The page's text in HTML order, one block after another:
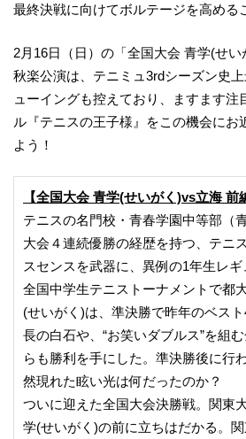
最終決戦に向けてボルテージを高める
2月16日（日）の「全国大会 青学(せ
秋楽公演は、テニミュ3rdシーズン史
ューイングも控えており、ますます注
ル『テニスの王子様』をこの機会にお
よう！
【全国大会 青学(せいがく)vs立海 前
テニスの名門校・青春学園中等部（
大会４連続優勝の経歴を持つ、テニ
スセンスを武器に、異例の1年生レ
全国中学生テニストーナメントで都
(せいがく)は、準決勝で昨年のベス
長の白石や、“お笑いダブルス”を組
らも勝利を手にした。準決勝後に行
然現れた眩い光は何だったのか？
ついに迎えた全国大会決勝戦。関東
学(せいがく)の前に立ちはだかる。